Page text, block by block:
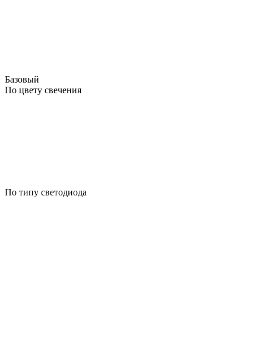
Базовый
По цвету свечения
По типу светодиода